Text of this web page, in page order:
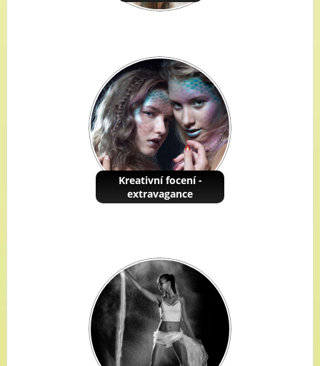
Kreativní focení -
extravagance